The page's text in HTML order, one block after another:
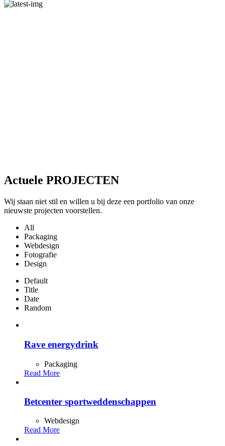
Actuele PROJECTEN
Wij staan niet stil en willen u bij deze een portfolio van onze
nieuwste projecten voorstellen.
All
Packaging
Webdesign
Fotografie
Design
Default
Title
Date
Random
Rave energydrink
Packaging
Read More
Betcenter sportweddenschappen
Webdesign
Read More